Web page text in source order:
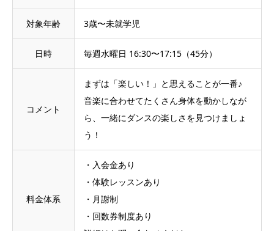
対象年齢 3歳〜未就学児
日時 毎週水曜日 16:30〜17:15（45分）
コメント
まずは「楽しい！」と思えることが一番♪
音楽に合わせてたくさん身体を動かしなが
ら、一緒にダンスの楽しさを見つけましょ
う！
料金体系
・入会金あり
・体験レッスンあり
・月謝制
・回数券制度あり